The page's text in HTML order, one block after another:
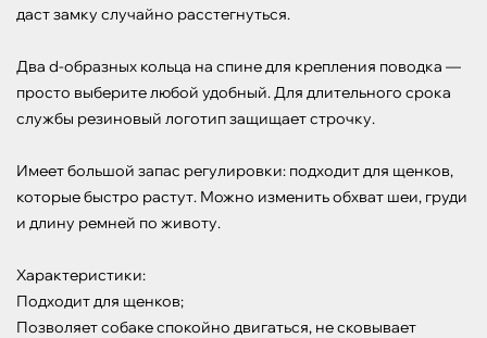
даст замку случайно расстегнуться.
Два d-образных кольца на спине для крепления поводка —
просто выберите любой удобный. Для длительного срока
службы резиновый логотип защищает строчку.
Имеет большой запас регулировки: подходит для щенков,
которые быстро растут. Можно изменить обхват шеи, груди
и длину ремней по животу.
Характеристики:
Подходит для щенков;
Позволяет собаке спокойно двигаться, не сковывает